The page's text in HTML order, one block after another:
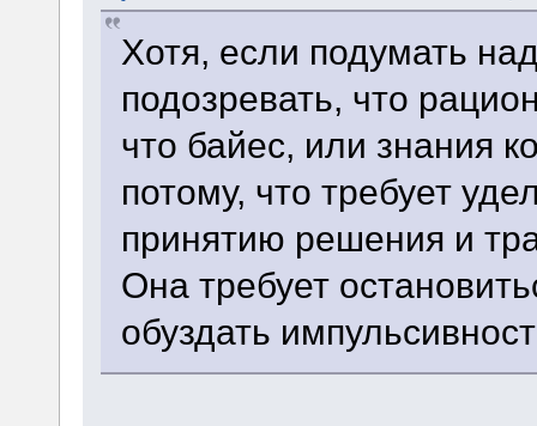
Хотя, если подумать
подозревать, что
что байес, или знания
потому, что требует
принятию решения и
Она требует
обуздать